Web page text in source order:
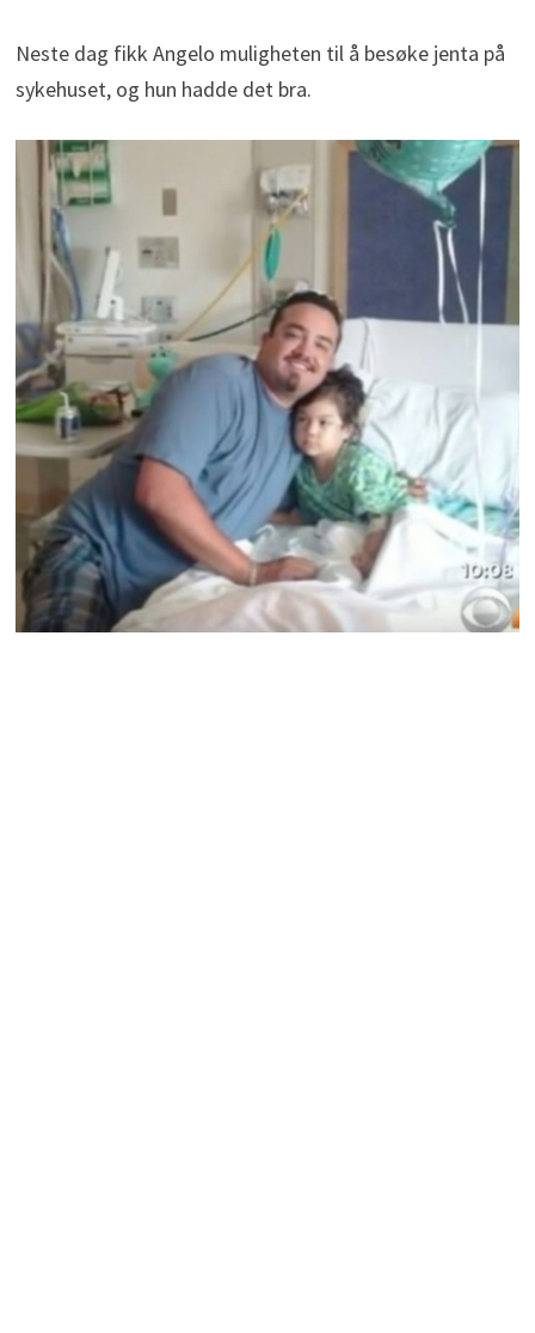
Neste dag fikk Angelo muligheten til å besøke jenta på
sykehuset, og hun hadde det bra.